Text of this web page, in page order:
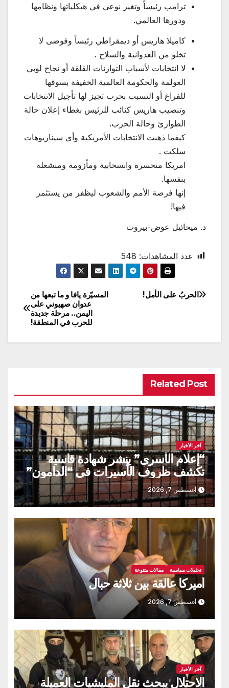
ترامب رئيساً وتغير نوعي في هيكلياتها ونظامها
ودورها العالمي.
كاميلا هاريس أو ديمقراطي رئيساً وفوضى لا
تخلو من العدوانية والسلاح .
لا انتخابات لأسباب التوازنات القلقة أو نجاح لوبي
العولمة والحكومة العالمية الخفيفة بسوقها
للفراغ أو التسبب بحرب تجيز لها تأجيل الانتخابات
وتنصيب هاريس كنائب للرئيس بغطاء إعلان حالة
الطوارئ وحالة الحرب.
كيفما ذهبت الانتخابات الأمريكية وأي سيناريوهات
سلكت .
امريكا منحسرة وانسحابية ومأزومة ومنشغلة
بنفسها.
إنها فرصة الأمم والشعوب ليظفر من يستثمر
فيها!
د. ميخائيل عوض-بيروت
عدد المشاهدات: 548
تصفّح
المسيّرة يافا و ما تبعها من
عدوان صهيوني على
اليمن.. مرحلة جديدة
للحرب في المنطقة!
الحربُ على الأمل!
Related Post
آخر الأخبار
“إعلام الأسرى” ينشر شهادة قاسية
تكشف ظروف الأسيرات في “الدامون”
أغسطس 7, 2026
تحليلات سياسية مقالات متنوعة
أميركا عالقة بين ثلاثة حبال
أغسطس 7, 2026
آخر الأخبار
الاحتلال يبحث نقل المليشيات العميلة